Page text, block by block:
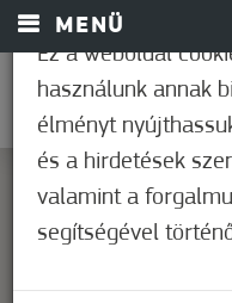
MENÜ
This page can't
Do you own this
Ez a weboldal
használunk annak
élményt
és a hirdetések
valamint a
segítségével